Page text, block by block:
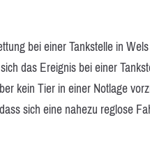
bei einer Tankstelle in
das Ereignis bei einer
kein Tier in einer Notlage
sich eine nahezu reglose